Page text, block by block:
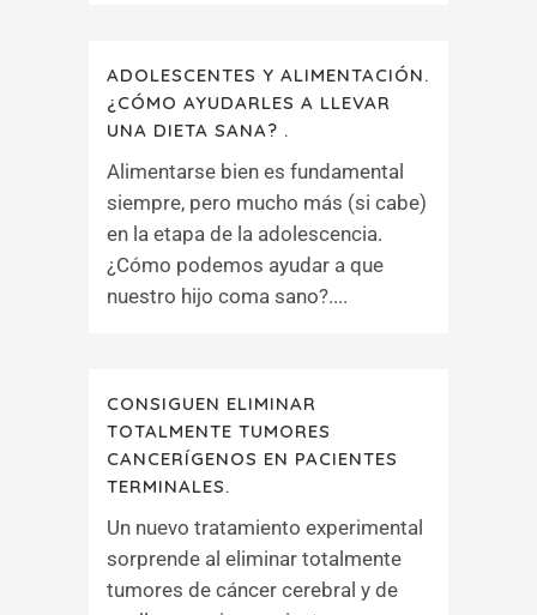
ADOLESCENTES Y ALIMENTACIÓN.
¿CÓMO AYUDARLES A LLEVAR
UNA DIETA SANA? .
Alimentarse bien es fundamental
siempre, pero mucho más (si cabe)
en la etapa de la adolescencia.
¿Cómo podemos ayudar a que
nuestro hijo coma sano?....
CONSIGUEN ELIMINAR
TOTALMENTE TUMORES
CANCERÍGENOS EN PACIENTES
TERMINALES.
Un nuevo tratamiento experimental
sorprende al eliminar totalmente
tumores de cáncer cerebral y de